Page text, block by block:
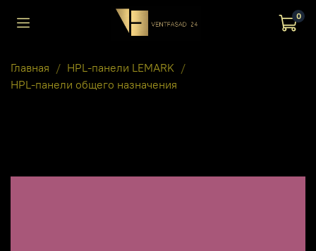
0
Главная
HPL-панели LEMARK
HPL-панели общего назначения